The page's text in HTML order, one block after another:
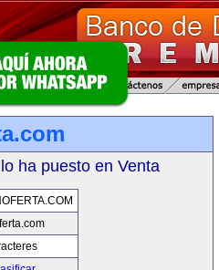
ha puesto en Venta